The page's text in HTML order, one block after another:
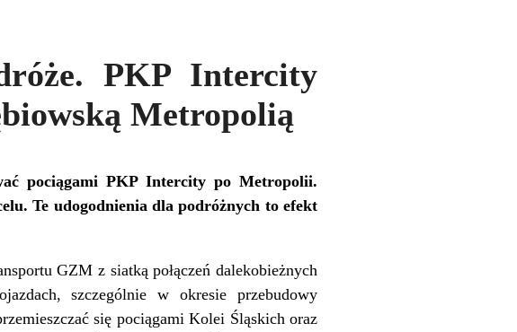
PKP Intercity
Metropolią
pociągami PKP Intercity po Metropolii.
Te udogodnienia dla podróżnych to efekt
GZM z siatką połączeń dalekobieżnych
szczególnie w okresie przebudowy
się pociągami Kolei Śląskich oraz